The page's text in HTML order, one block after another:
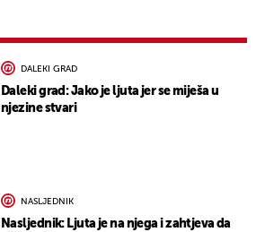
DALEKI GRAD
Daleki grad: Jako je ljuta jer se miješa u
njezine stvari
NASLJEDNIK
Nasljednik: Ljuta je na njega i zahtjeva da